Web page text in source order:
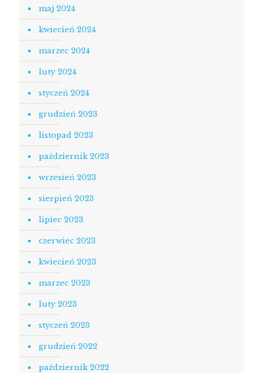
maj 2024
kwiecień 2024
marzec 2024
luty 2024
styczeń 2024
grudzień 2023
listopad 2023
październik 2023
wrzesień 2023
sierpień 2023
lipiec 2023
czerwiec 2023
kwiecień 2023
marzec 2023
luty 2023
styczeń 2023
grudzień 2022
październik 2022